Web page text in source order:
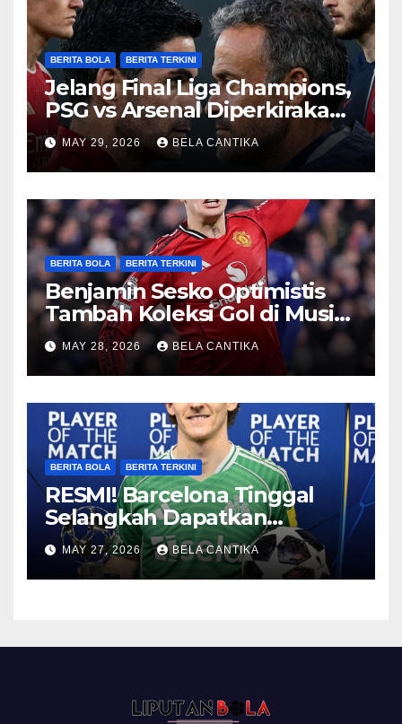
BERITA BOLA BERITA TERKINI
Jelang Final Liga Champions,
PSG vs Arsenal Diperkirakan
Sengit
MAY 29, 2026 BELA CANTIKA
BERITA BOLA BERITA TERKINI
Benjamin Sesko Optimistis
Tambah Koleksi Gol di Musim
2026/27
MAY 28, 2026 BELA CANTIKA
BERITA BOLA BERITA TERKINI
RESMI! Barcelona Tinggal
Selangkah Dapatkan
Anthony Gordon
MAY 27, 2026 BELA CANTIKA